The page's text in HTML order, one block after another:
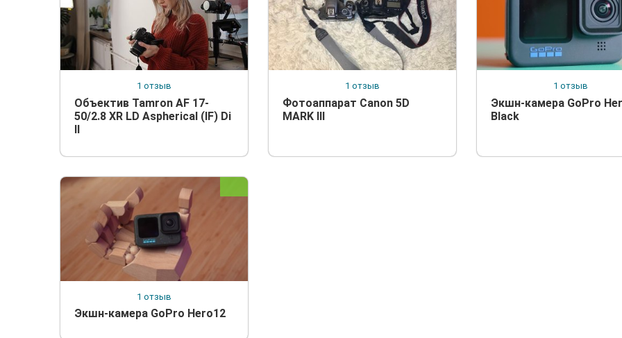
1 отзыв
Объектив Tamron AF 17-
50/2.8 XR LD Aspherical (IF) Di
II
1 отзыв
Фотоаппарат Canon 5D
MARK III
1 отзыв
Экшн-камера GoPro
Black
1 отзыв
Экшн-камера GoPro Hero12